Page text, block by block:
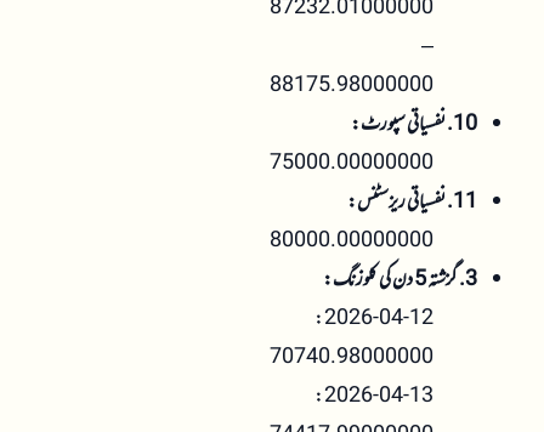
87232.01000000
–
88175.98000000
10. نفسیاتی سپورٹ:
75000.00000000
11. نفسیاتی ریزسٹنس:
80000.00000000
3. گزشتہ 5 دن کی کلوزنگ:
2026-04-12:
70740.98000000
2026-04-13: